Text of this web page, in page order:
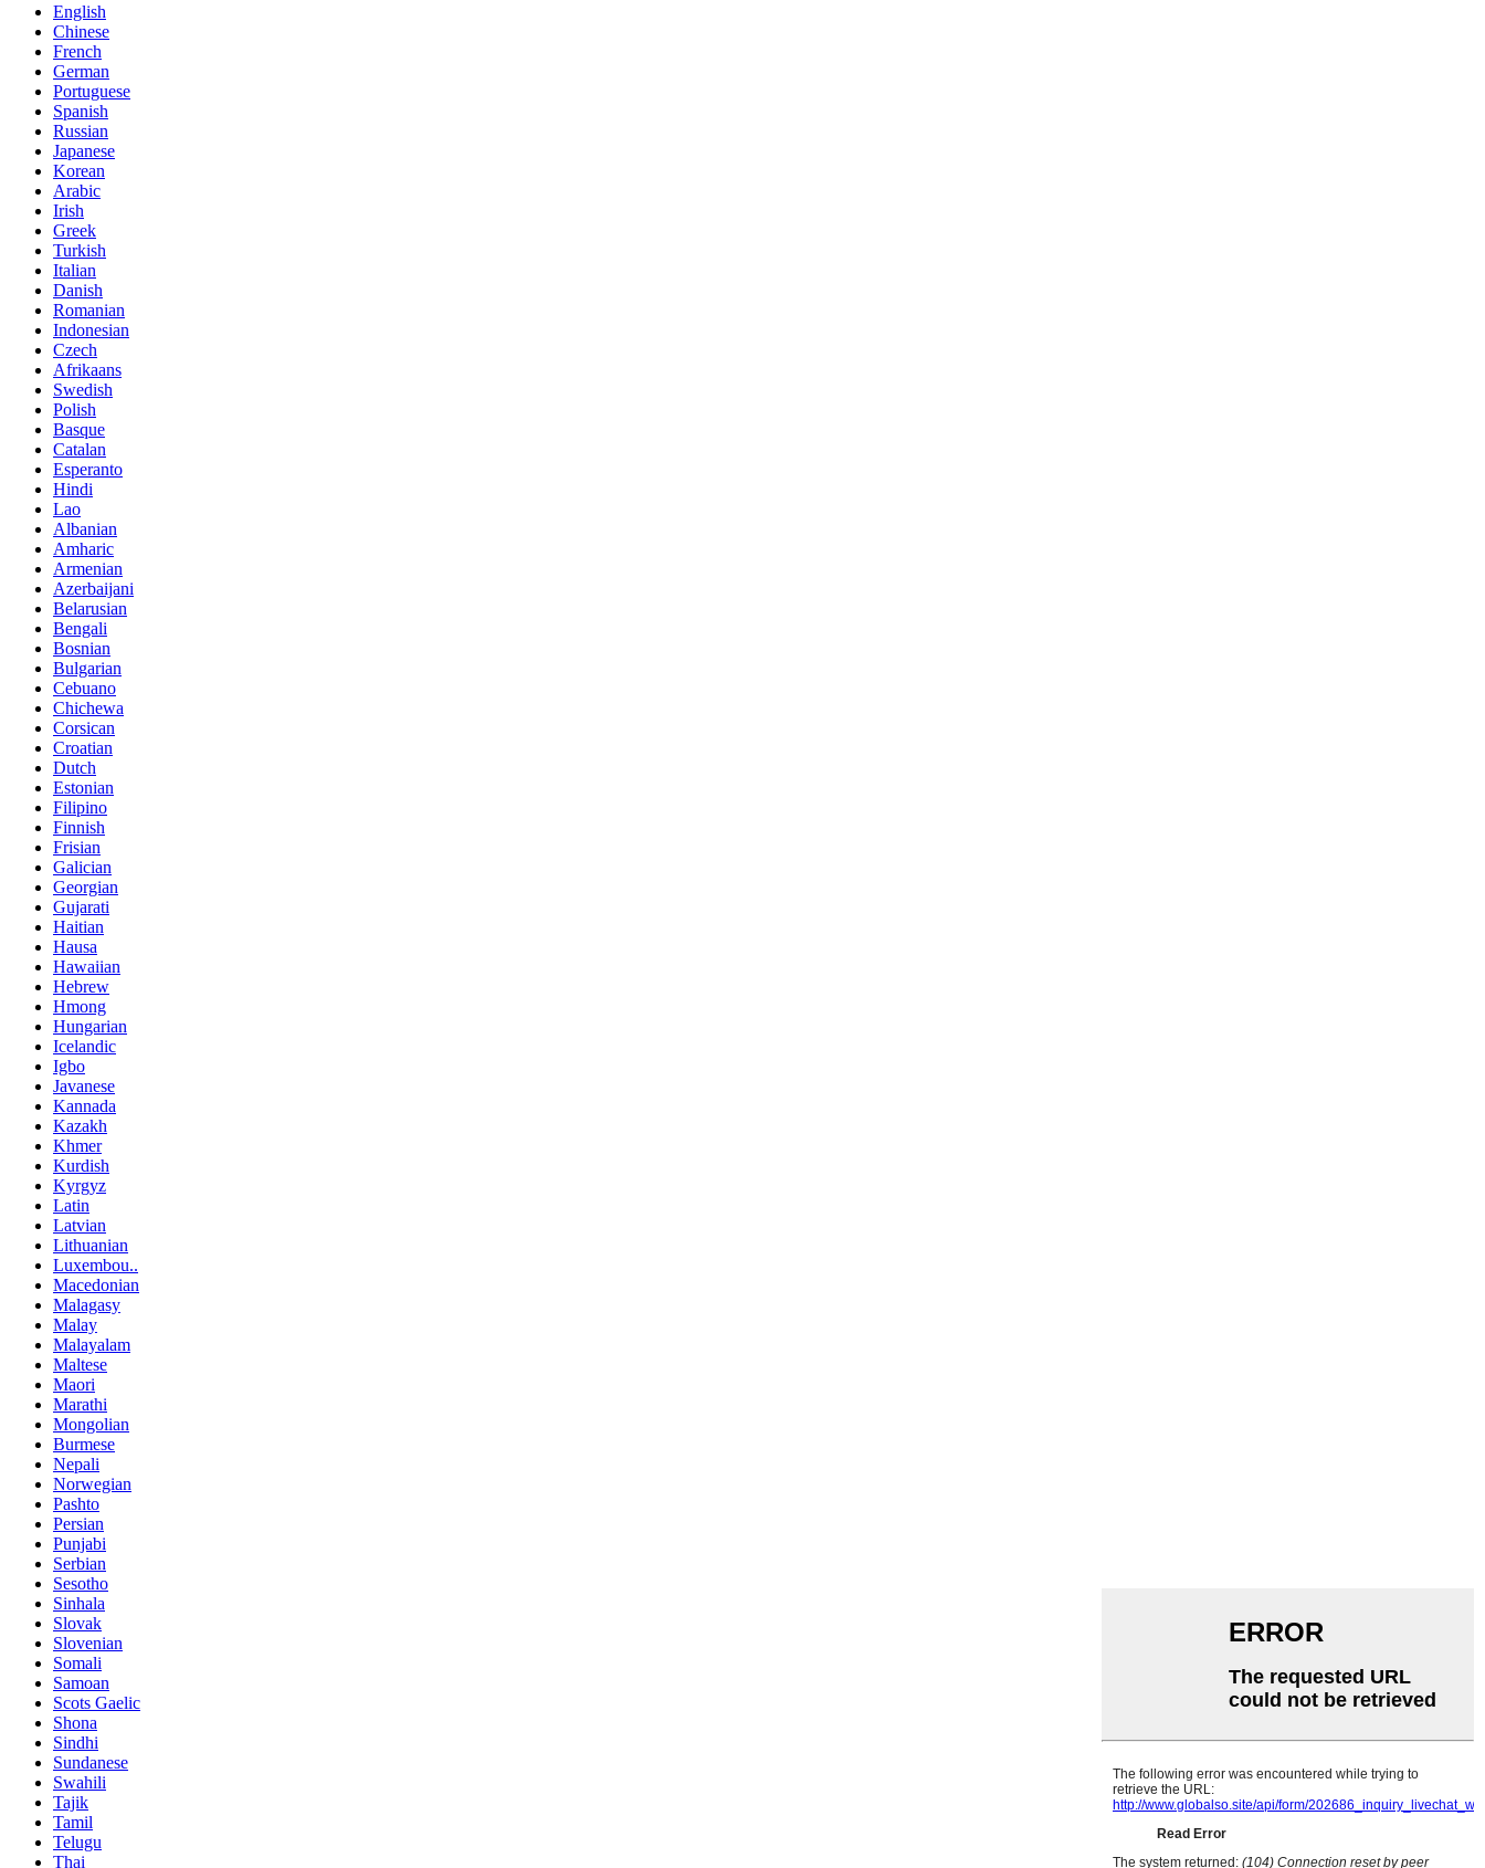
English
Chinese
French
German
Portuguese
Spanish
Russian
Japanese
Korean
Arabic
Irish
Greek
Turkish
Italian
Danish
Romanian
Indonesian
Czech
Afrikaans
Swedish
Polish
Basque
Catalan
Esperanto
Hindi
Lao
Albanian
Amharic
Armenian
Azerbaijani
Belarusian
Bengali
Bosnian
Bulgarian
Cebuano
Chichewa
Corsican
Croatian
Dutch
Estonian
Filipino
Finnish
Frisian
Galician
Georgian
Gujarati
Haitian
Hausa
Hawaiian
Hebrew
Hmong
Hungarian
Icelandic
Igbo
Javanese
Kannada
Kazakh
Khmer
Kurdish
Kyrgyz
Latin
Latvian
Lithuanian
Luxembou..
Macedonian
Malagasy
Malay
Malayalam
Maltese
Maori
Marathi
Mongolian
Burmese
Nepali
Norwegian
Pashto
Persian
Punjabi
Serbian
Sesotho
Sinhala
Slovak
Slovenian
Somali
Samoan
Scots Gaelic
Shona
Sindhi
Sundanese
Swahili
Tajik
Tamil
Telugu
Thai